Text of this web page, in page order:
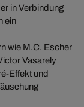
in Verbindung
ein
wie M.C. Escher
Vasarely
Effekt und